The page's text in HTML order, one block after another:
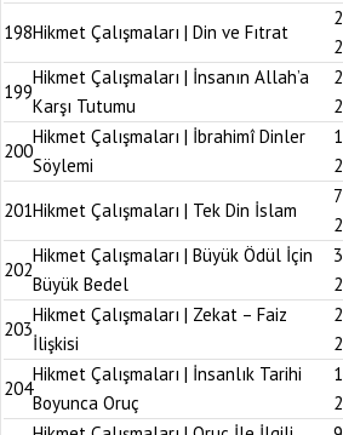
198Hikmet Çalışmaları | Din ve Fıtrat
199
Hikmet Çalışmaları | İnsanın Allah’a
Karşı Tutumu
200
Hikmet Çalışmaları | İbrahimî Dinler
Söylemi
201Hikmet Çalışmaları | Tek Din İslam
202
Hikmet Çalışmaları | Büyük Ödül İçin
Büyük Bedel
203
Hikmet Çalışmaları | Zekat – Faiz
İlişkisi
204
Hikmet Çalışmaları | İnsanlık Tarihi
Boyunca Oruç